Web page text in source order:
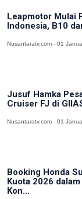
Leapmotor Mulai
Indonesia, B10
Nusantaratv.com - 01
Jusuf Hamka
Cruiser FJ di
Nusantaratv.com - 01
Booking Honda
Kuota 2026
Kon...